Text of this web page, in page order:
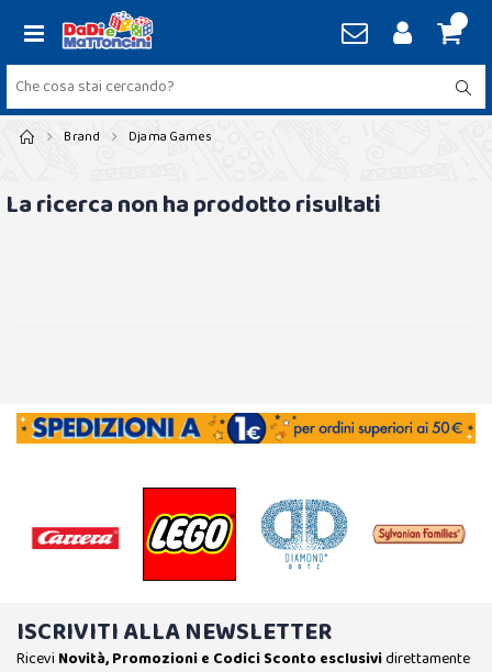
Brand Djama Games
La ricerca non ha prodotto risultati
ISCRIVITI ALLA NEWSLETTER
Ricevi Novità, Promozioni e Codici Sconto esclusividirettamente